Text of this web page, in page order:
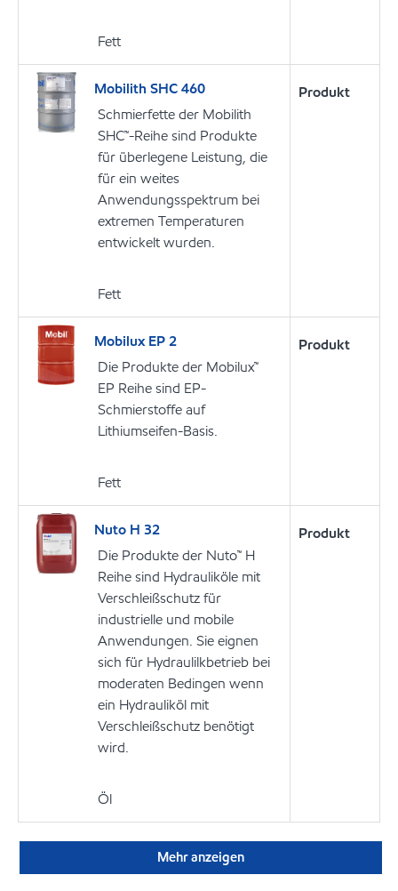
Fett
Mobilith SHC 460
Schmierfette der Mobilith
SHC™-Reihe sind Produkte
für überlegene Leistung, die
für ein weites
Anwendungsspektrum bei
extremen Temperaturen
entwickelt wurden.
Fett
Produkt
Mobilux EP 2
Die Produkte der Mobilux™
EP Reihe sind EP-
Schmierstoffe auf
Lithiumseifen-Basis.
Fett
Produkt
Nuto H 32
Die Produkte der Nuto™ H
Reihe sind Hydrauliköle mit
Verschleißschutz für
industrielle und mobile
Anwendungen. Sie eignen
sich für Hydraulilkbetrieb bei
moderaten Bedingen wenn
ein Hydrauliköl mit
Verschleißschutz benötigt
wird.
Öl
Produkt
Mehr anzeigen